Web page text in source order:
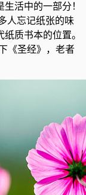
活中的一部分！
人忘记纸张的味
质书本的位置。
《圣经》，老者